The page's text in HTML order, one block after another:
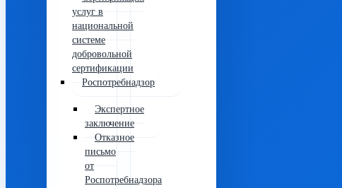
услуг в
национальной
системе
добровольной
сертификации
Роспотребнадзор
Экспертное
заключение
Отказное
письмо
от
Роспотребнадзора